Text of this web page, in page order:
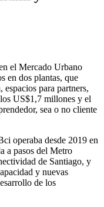
el Mercado Urbano
en dos plantas, que
espacios para partners,
US$1,7 millones y el
sea o no cliente
operaba desde 2019 en
a pasos del Metro
de Santiago, y
y nuevas
de los